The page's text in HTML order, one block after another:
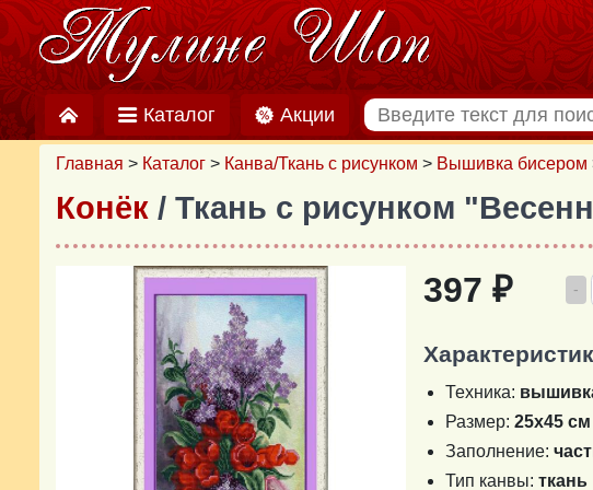
Каталог Акции
Главная > Каталог > Канва/Ткань с рисунком > Вышивка бисером
Конёк / Ткань с рисунком
397 ₽ -
Техника:
Размер: 25х45 см
Заполнение:
Тип канвы: ткань